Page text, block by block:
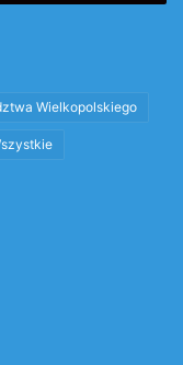
Wielkopolskiego